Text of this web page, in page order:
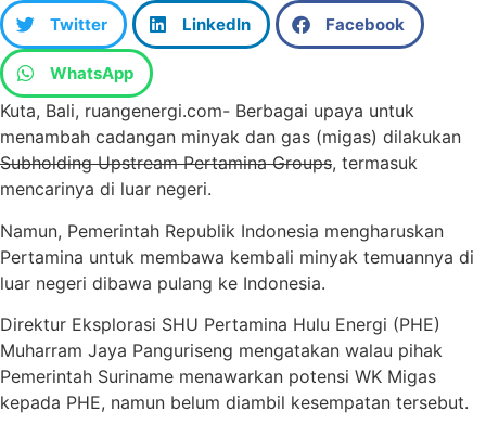
Twitter LinkedIn Facebook
WhatsApp
Kuta, Bali, ruangenergi.com- Berbagai upaya untuk
menambah cadangan minyak dan gas (migas) dilakukan
Subholding Upstream Pertamina Groups, termasuk
mencarinya di luar negeri.
Namun, Pemerintah Republik Indonesia mengharuskan
Pertamina untuk membawa kembali minyak temuannya di
luar negeri dibawa pulang ke Indonesia.
Direktur Eksplorasi SHU Pertamina Hulu Energi (PHE)
Muharram Jaya Panguriseng mengatakan walau pihak
Pemerintah Suriname menawarkan potensi WK Migas
kepada PHE, namun belum diambil kesempatan tersebut.